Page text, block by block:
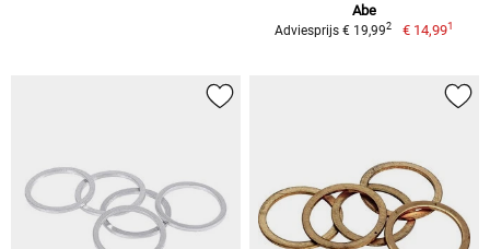
Abe
Adviesprijs € 19,992 € 14,991